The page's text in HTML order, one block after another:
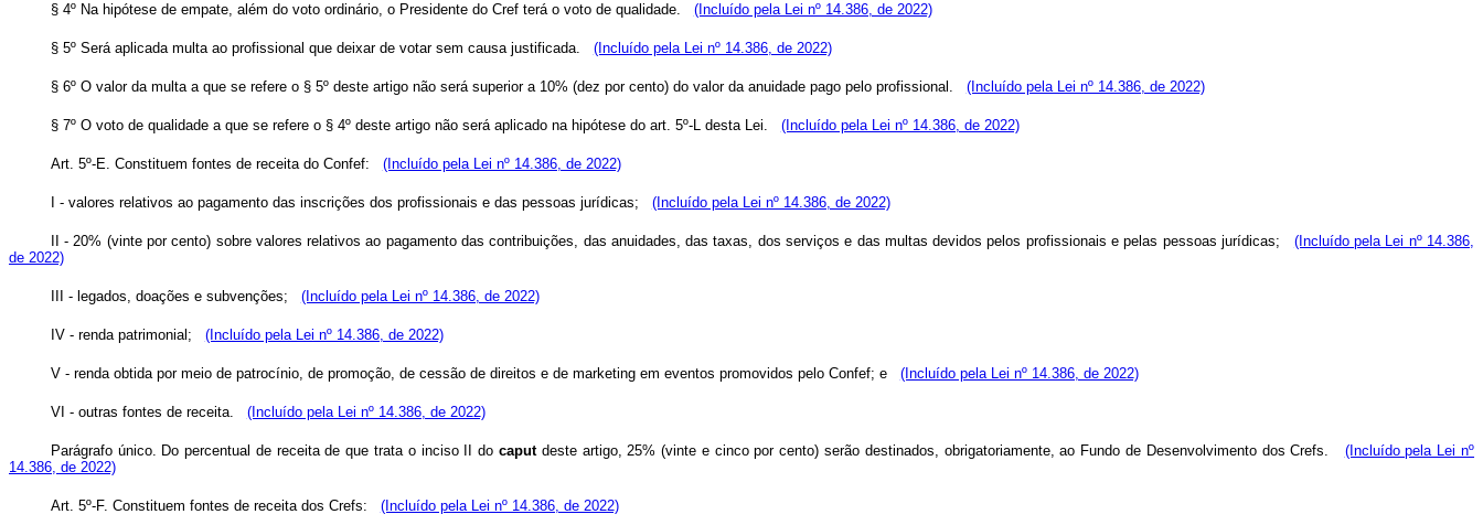
§ 4º Na hipótese de empate, além do voto ordinário, o Presidente do Cref terá o voto de qualidade. (Incluído pela Lei nº 14.386, de 2022)
§ 5º Será aplicada multa ao profissional que deixar de votar sem causa justificada. (Incluído pela Lei nº 14.386, de 2022)
§ 6º O valor da multa a que se refere o § 5º deste artigo não será superior a 10% (dez por cento) do valor da anuidade pago pelo profissional. (Incluído pela Lei nº 14.386, de 2022)
§ 7º O voto de qualidade a que se refere o § 4º deste artigo não será aplicado na hipótese do art. 5º-L desta Lei. (Incluído pela Lei nº 14.386, de 2022)
Art. 5º-E. Constituem fontes de receita do Confef: (Incluído pela Lei nº 14.386, de 2022)
I - valores relativos ao pagamento das inscrições dos profissionais e das pessoas jurídicas; (Incluído pela Lei nº 14.386, de 2022)
II - 20% (vinte por cento) sobre valores relativos ao pagamento das contribuições, das anuidades, das taxas, dos serviços e das multas devidos pelos profissionais e pelas pessoas jurídicas; (Incluído pela Lei nº 14.386,
de 2022)
III - legados, doações e subvenções; (Incluído pela Lei nº 14.386, de 2022)
IV - renda patrimonial; (Incluído pela Lei nº 14.386, de 2022)
V - renda obtida por meio de patrocínio, de promoção, de cessão de direitos e de marketing em eventos promovidos pelo Confef; e (Incluído pela Lei nº 14.386, de 2022)
VI - outras fontes de receita. (Incluído pela Lei nº 14.386, de 2022)
Parágrafo único. Do percentual de receita de que trata o inciso II do caputdeste artigo, 25% (vinte e cinco por cento) serão destinados, obrigatoriamente, ao Fundo de Desenvolvimento dos Crefs. (Incluído pela Lei nº
14.386, de 2022)
Art. 5º-F. Constituem fontes de receita dos Crefs: (Incluído pela Lei nº 14.386, de 2022)